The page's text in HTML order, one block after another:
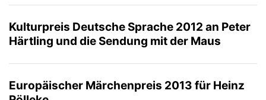
Kulturpreis Deutsche Sprache 2012 an Peter
Härtling und die Sendung mit der Maus
Europäischer Märchenpreis 2013 für Heinz